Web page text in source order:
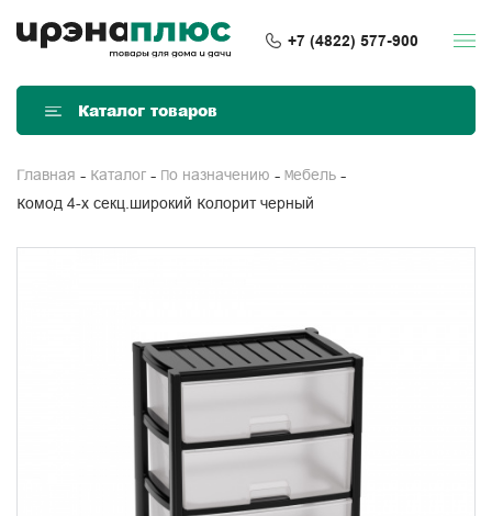
+7 (4822) 577-900
Каталог товаров
Главная Каталог По назначению
Мебель
Комод 4-х секц.широкий Колорит черный